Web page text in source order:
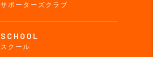
サポーターズクラブ
SCHOOL
スクール